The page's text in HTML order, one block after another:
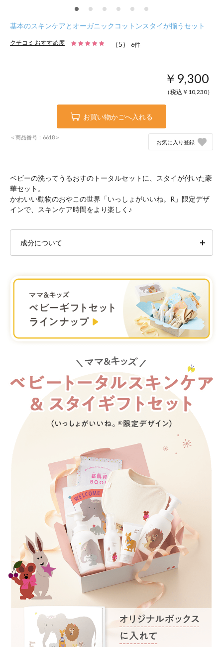
基本のスキンケアとオーガニックコットンスタイが揃うセット
クチコミ おすすめ度 （5） 6件
￥9,300
（税込￥ 10,230）
お買い物かごへ入れる
＜商品番号：6618＞
お気に入り登録
ベビーの洗ってうるおすのトータルセットに、スタイが付いた豪
華セット。
かわいい動物のおやこの世界「いっしょがいいね。R」限定デザ
インで、スキンケア時間をより楽しく♪
成分について